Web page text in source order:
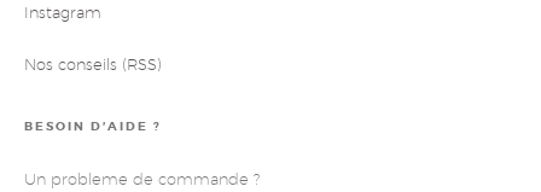
Instagram
Nos conseils (RSS)
BESOIN D’AIDE ?
Un probleme de commande ?